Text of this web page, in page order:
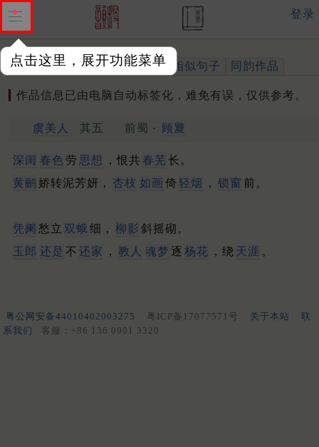
点击这里，展开功能菜单
登录
作品 标注四声 出处、引用 相似句子 同韵作品
作品信息已由电脑自动标签化，难免有误，仅供参考。
虞美人 其五 前蜀 · 顾夐
深闺 春色 劳 思想 ，恨共 春芜 长。
黄鹂娇转泥芳妍， 杏枝 如画 倚 轻烟 ， 锁窗 前。
凭阑 愁立 双蛾 细， 柳影 斜摇砌。
玉郎 还是 不 还家 ， 教人 魂梦 逐 杨花 ，绕 天涯 。
粤公网安备44010402003275 粤ICP备17077571号 关于本站
联
系我们
客服：+86 136 0901 3320